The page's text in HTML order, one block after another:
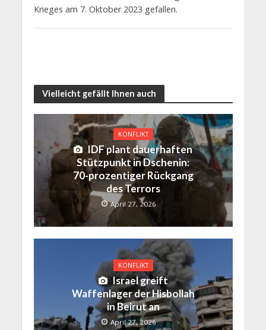
Krieges am 7. Oktober 2023 gefallen.
Vielleicht gefällt Ihnen auch
KONFLIKT
IDF plant dauerhaften
Stützpunkt in Dschenin:
70-prozentiger Rückgang
des Terrors
April 27, 2026
KONFLIKT
Israel greift
Waffenlager der Hisbollah
in Beirut an
April 27, 2026